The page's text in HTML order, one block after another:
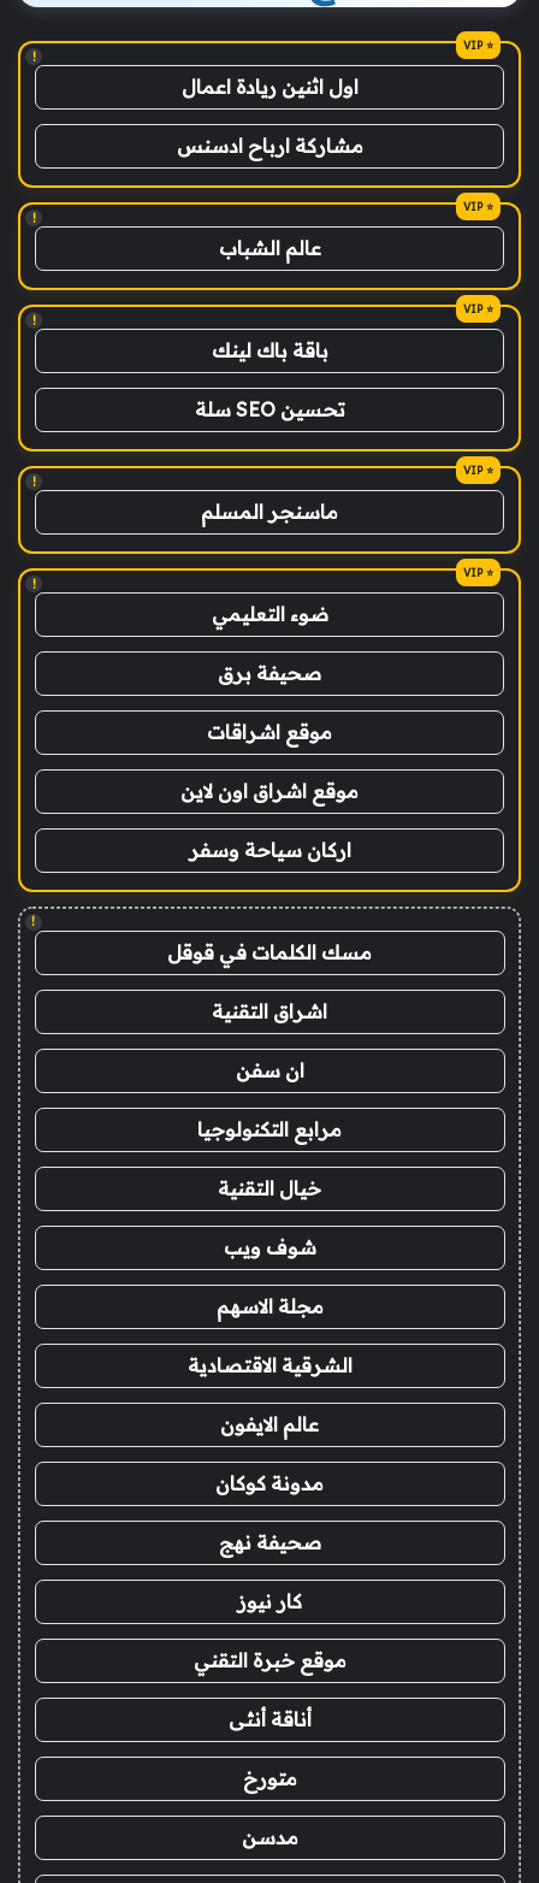
!
اول اثنين ريادة اعمال
مشاركة ارباح ادسنس
!
عالم الشباب
!
باقة باك لينك
تحسين SEO سلة
!
ماسنجر المسلم
!
ضوء التعليمي
صحيفة برق
موقع اشراقات
موقع اشراق اون لاين
اركان سياحة وسفر
!
مسك الكلمات في قوقل
اشراق التقنية
ان سفن
مرابع التكنولوجيا
خيال التقنية
شوف ويب
مجلة الاسهم
الشرقية الاقتصادية
عالم الايفون
مدونة كوكان
صحيفة نهج
كار نيوز
موقع خبرة التقني
أناقة أنثى
متورخ
مدسن